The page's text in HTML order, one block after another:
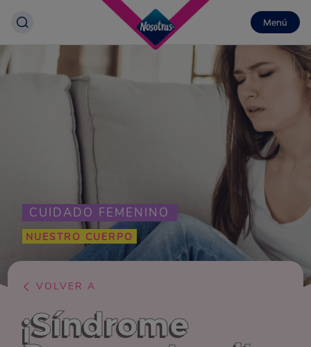
Menú
CUIDADO FEMENINO
NUESTRO CUERPO
VOLVER A
¡Síndrome